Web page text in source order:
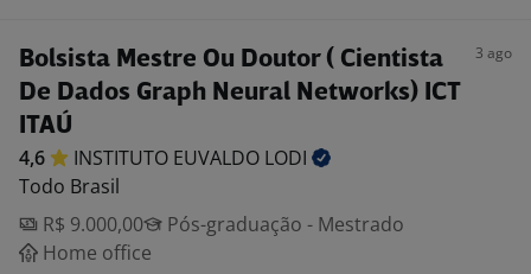
Bolsista Mestre Ou Doutor ( Cientista
De Dados Graph Neural Networks) ICT
ITAÚ
3 ago
4,6 INSTITUTO EUVALDO LODI
Todo Brasil
R$ 9.000,00
Pós-graduação - Mestrado
Home office